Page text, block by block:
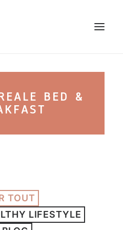
HAPPY BELLY
LIVRE
kinoa
BED &
TOUT
LIFESTYLE